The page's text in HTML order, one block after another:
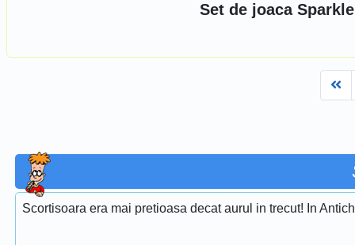
Set de joaca
Scortisoara era mai pretioasa decat aurul in trecut! In